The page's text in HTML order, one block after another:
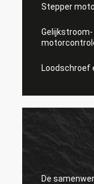
Stepper
Gelijkstroom-
Loodschroef
De